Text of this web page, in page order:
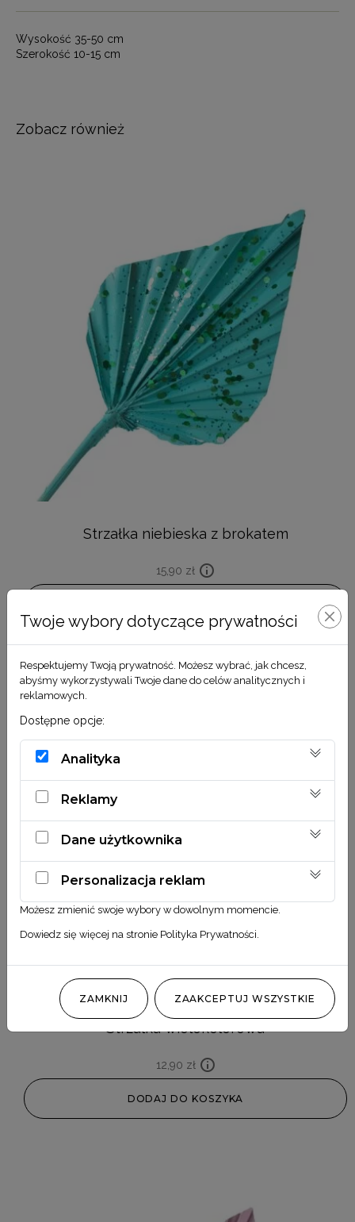
Wysokość 35-50 cm
Szerokość 10-15 cm
Zobacz również
Strzałka niebieska z brokatem
15,90 zł
Strzałka wielokolorowa
12,90 zł
DODAJ DO KOSZYKA
Twoje wybory dotyczące prywatności
Respektujemy Twoją prywatność. Możesz wybrać, jak chcesz,
abyśmy wykorzystywali Twoje dane do celów analitycznych i
reklamowych.
Dostępne opcje:
Analityka
Reklamy
Dane użytkownika
Personalizacja reklam
Możesz zmienić swoje wybory w dowolnym momencie.
Dowiedz się więcej na stronie Polityka Prywatności.
ZAMKNIJ ZAAKCEPTUJ WSZYSTKIE